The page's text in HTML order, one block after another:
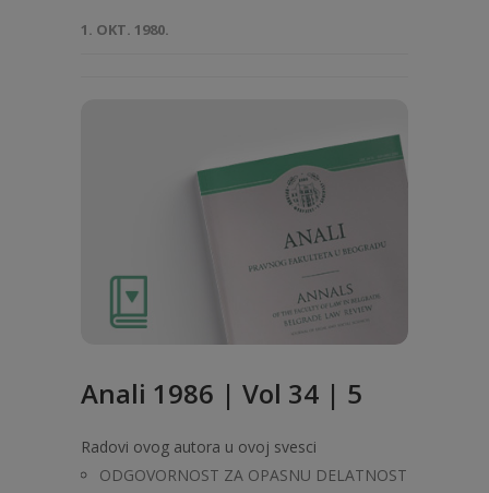
1. OKT. 1980.
Anali 1986 | Vol 34 | 5
Radovi ovog autora u ovoj svesci
ODGOVORNOST ZA OPASNU DELATNOST